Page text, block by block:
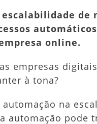
Digitais
de
online.
empresas
à tona?
na
automação pode